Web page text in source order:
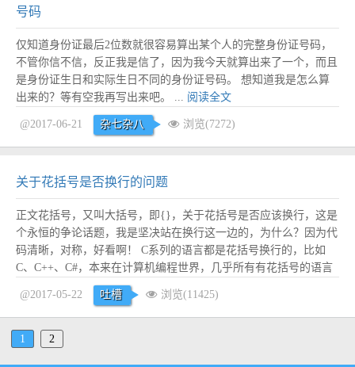
号码
仅知道身份证最后2位数就很容易算出某个人的完整身份证号码，
不管你信不信，反正我是信了，因为我今天就算出来了一个，而且
是身份证生日和实际生日不同的身份证号码。 想知道我是怎么算
出来的？等有空我再写出来吧。 ... 阅读全文
@2017-06-21 杂七杂八 浏览(7272)
关于花括号是否换行的问题
正文花括号，又叫大括号，即{}，关于花括号是否应该换行，这是
个永恒的争论话题，我是坚决站在换行这一边的，为什么？因为代
码清晰，对称，好看啊！ C系列的语言都是花括号换行的，比如
C、C++、C#，本来在计算机编程世界，几乎所有有花括号的语言
都是花括号换行的，仅仅是因为吃错药的Sun公司带了个不好的
头，非要把花括号放右上角，然后一大波Java开发人员跟风，再后
来JS（也就是想傍大Java大腿的Jav...阅读全文
@2017-05-22 吐槽 浏览(11425)
1 2